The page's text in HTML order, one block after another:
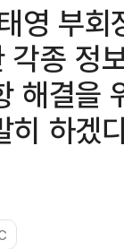
영 부
각종 정
해결을
히 하겠